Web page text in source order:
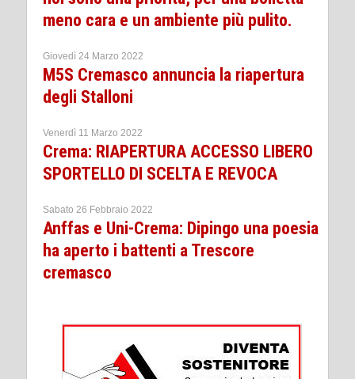
meno cara e un ambiente più pulito.
Giovedì 24 Marzo 2022
M5S Cremasco annuncia la riapertura
degli Stalloni
Venerdì 11 Marzo 2022
Crema: RIAPERTURA ACCESSO LIBERO
SPORTELLO DI SCELTA E REVOCA
Sabato 26 Febbraio 2022
Anffas e Uni-Crema: Dipingo una poesia
ha aperto i battenti a Trescore
cremasco